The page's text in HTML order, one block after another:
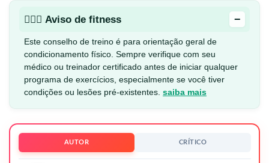
🏋🏻‍♂️ Aviso de fitness −
Este conselho de treino é para orientação geral de
condicionamento físico. Sempre verifique com seu
médico ou treinador certificado antes de iniciar qualquer
programa de exercícios, especialmente se você tiver
condições ou lesões pré-existentes. saiba mais
AUTOR CRÍTICO